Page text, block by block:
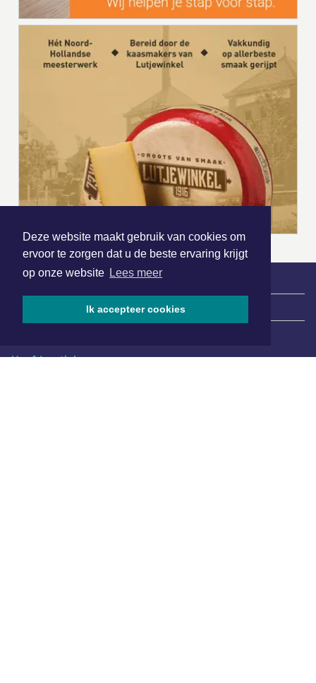
Deze website maakt gebruik van cookies om
ervoor te zorgen dat u de beste ervaring krijgt
op onze website Lees meer
Ik accepteer cookies
| Nieuws | Sport | Evenementen
Hoofdvestiging: